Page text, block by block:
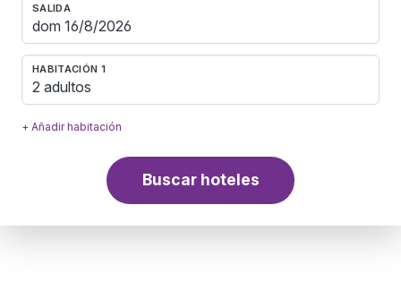
SALIDA
HABITACIÓN 1
2 adultos
+ Añadir habitación
Buscar hoteles